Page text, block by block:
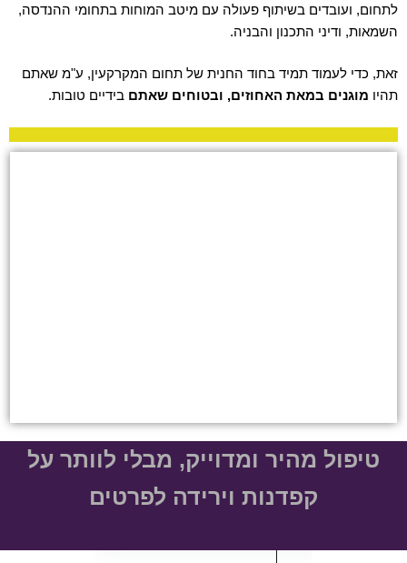
ועובדים בשיתוף פעולה עם מיטב המוחות בתחומי ההנדסה,
ודיני התכנון והבניה.
כדי לעמוד תמיד בחוד החנית של תחום המקרקעין, ע"מ שאתם
מוגנים במאת האחוזים, ובטוחים שאתםבידיים טובות.
טיפול מהיר ומדוייק, מבלי לוותר על
קפדנות וירידה לפרטים